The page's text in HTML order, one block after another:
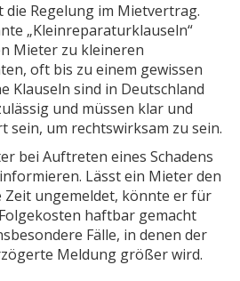
die Regelung im Mietvertrag.
„Kleinreparaturklauseln“
Mieter zu kleineren
oft bis zu einem gewissen
Klauseln sind in Deutschland
und müssen klar und
sein, um rechtswirksam zu sein.
bei Auftreten eines Schadens
Lässt ein Mieter den
Zeit ungemeldet, könnte er für
haftbar gemacht
Fälle, in denen der
Meldung größer wird.